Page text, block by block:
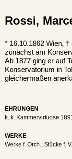
Rossi,
* 16.10.1862 Wien, †
zunächst am
Ab 1877 ging er auf
Konservatorium in
gleichermaßen
EHRUNGEN
k. k. Kammervirtuose
WERKE
Werke f. Orch.; Stücke f.